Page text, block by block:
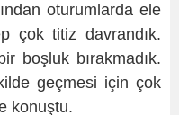
oturumlarda ele
çok titiz davrandık.
boşluk bırakmadık.
geçmesi için çok
konuştu.